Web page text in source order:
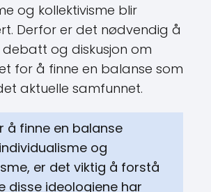
og kollektivisme blir
Derfor er det nødvendig å
og diskusjon om
for å finne en balanse som
aktuelle samfunnet.
å finne en balanse
og
er det viktig å forstå
disse ideologiene har